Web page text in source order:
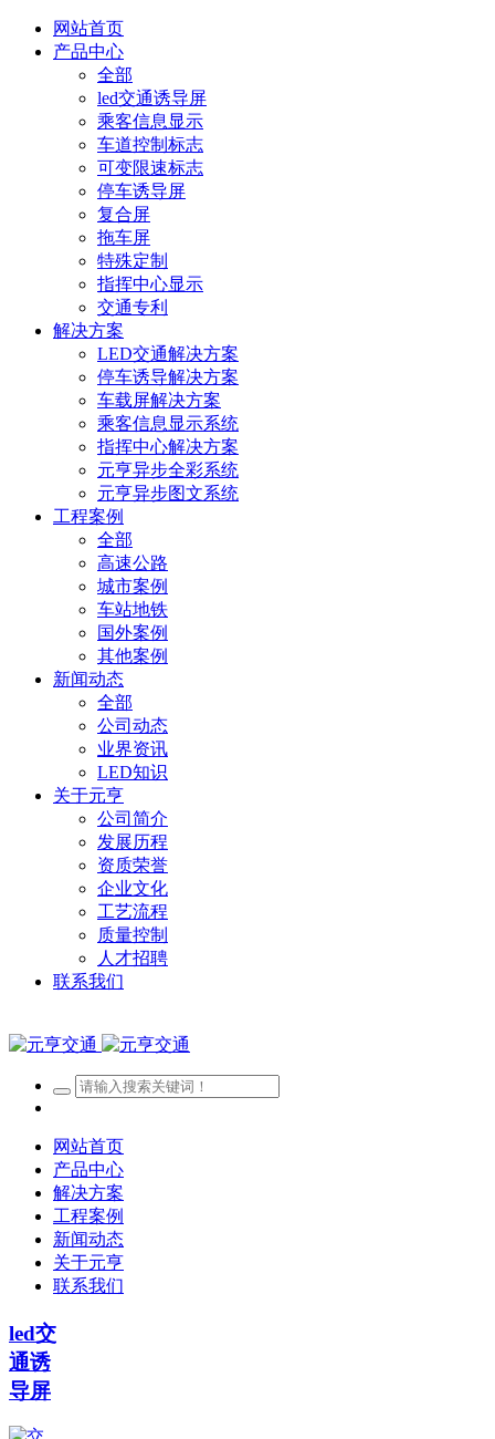
网站首页
产品中心
全部
led交通诱导屏
乘客信息显示
车道控制标志
可变限速标志
停车诱导屏
复合屏
拖车屏
特殊定制
指挥中心显示
交通专利
解决方案
LED交通解决方案
停车诱导解决方案
车载屏解决方案
乘客信息显示系统
指挥中心解决方案
元亨异步全彩系统
元亨异步图文系统
工程案例
全部
高速公路
城市案例
车站地铁
国外案例
其他案例
新闻动态
全部
公司动态
业界资讯
LED知识
关于元亨
公司简介
发展历程
资质荣誉
企业文化
工艺流程
质量控制
人才招聘
联系我们
网站首页
产品中心
解决方案
工程案例
新闻动态
关于元亨
联系我们
led交
通诱
导屏